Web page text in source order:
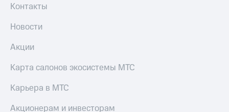
Контакты
Новости
Акции
Карта салонов экосистемы МТС
Карьера в МТС
Акционерам и инвесторам